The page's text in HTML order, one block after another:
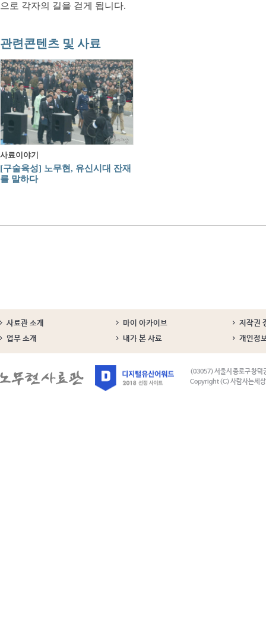
으로 각자의 길을 걷게 됩니다.
관련콘텐츠 및 사료
사료이야기
[구술육성] 노무현, 유신시대 잔재
를 말하다
사료관 소개 마이 아카이브
저작권
업무 소개
내가 본 사료 개인정
(03057) 서울시 종로구 창덕
Copyright (C) 사람사는세